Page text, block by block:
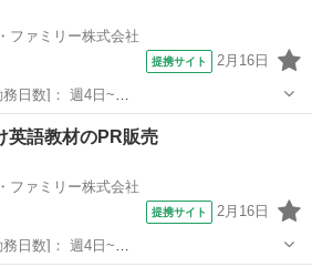
ファミリー株式会社
提携サイト 2月16日
09:30~14:00 [勤務地・最寄
リア選択可 ワールド・ファ...
英語教材のPR販売
ファミリー株式会社
提携サイト 2月16日